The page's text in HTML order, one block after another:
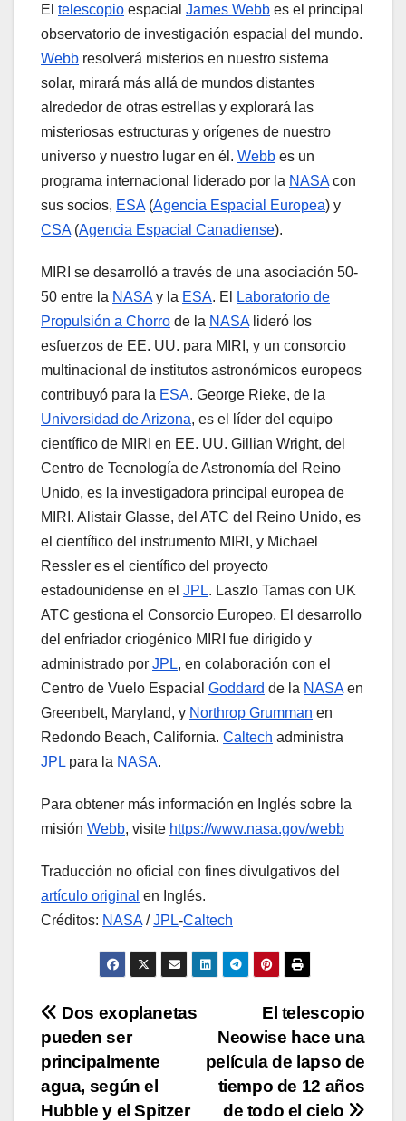
El telescopio espacial James Webb es el principal
observatorio de investigación espacial del mundo.
Webb resolverá misterios en nuestro sistema
solar, mirará más allá de mundos distantes
alrededor de otras estrellas y explorará las
misteriosas estructuras y orígenes de nuestro
universo y nuestro lugar en él. Webb es un
programa internacional liderado por la NASAcon
sus socios, ESA(Agencia Espacial Europea) y
CSA(Agencia Espacial Canadiense).
MIRI se desarrolló a través de una asociación 50-
50 entre la NASAy la ESA. El
Laboratorio de
Propulsión a Chorro de la NASAlideró los
esfuerzos de EE. UU. para MIRI, y un consorcio
multinacional de institutos astronómicos europeos
contribuyó para la ESA. George Rieke, de la
Universidad de Arizona, es el líder del equipo
científico de MIRI en EE. UU. Gillian Wright, del
Centro de Tecnología de Astronomía del Reino
Unido, es la investigadora principal europea de
MIRI. Alistair Glasse, del ATC del Reino Unido, es
el científico del instrumento MIRI, y Michael
Ressler es el científico del proyecto
estadounidense en el JPL. Laszlo Tamas con UK
ATC gestiona el Consorcio Europeo. El desarrollo
del enfriador criogénico MIRI fue dirigido y
administrado por JPL, en colaboración con el
Centro de Vuelo Espacial Goddard de la NASAen
Greenbelt, Maryland, y Northrop Grumman en
Redondo Beach, California. Caltech administra
JPL para la NASA.
Para obtener más información en Inglés sobre la
misión Webb, visite https://www.nasa.gov/webb
Traducción no oficial con fines divulgativos del
artículo original en Inglés.
Créditos: NASA/JPL-Caltech
Navegación
de
entradas
El telescopio
Neowise hace una
película de lapso de
tiempo de 12 años
de todo el cielo
Dos exoplanetas
pueden ser
principalmente
agua, según el
Hubble y el Spitzer